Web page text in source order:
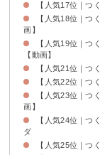
【人気17位｜つ
【人気18位｜つ
画】
【人気19位｜つ
【動画】
【人気21位｜つ
【人気22位｜つ
【人気23位｜つ
画】
【人気24位｜つ
ダ
【人気25位｜つ